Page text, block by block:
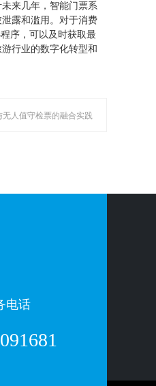
来几年，智能门票系
露和滥用。对于消费
序，可以及时获取最
行业的数字化转型和
人值守检票的融合实践
电话